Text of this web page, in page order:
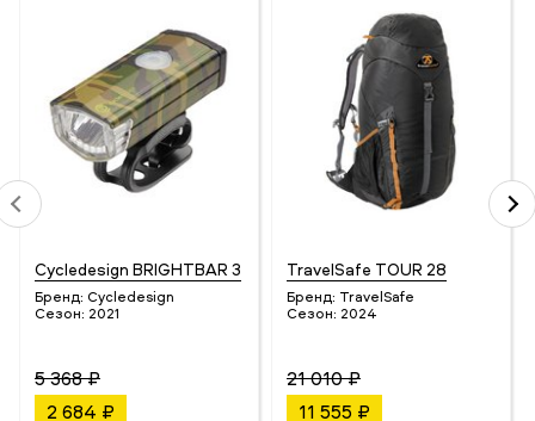
Cycledesign BRIGHTBAR 3
Бренд: Cycledesign
Сезон: 2021
5 368 ₽
2 684 ₽
TravelSafe TOUR 28
Бренд: TravelSafe
Сезон: 2024
21 010 ₽
11 555 ₽